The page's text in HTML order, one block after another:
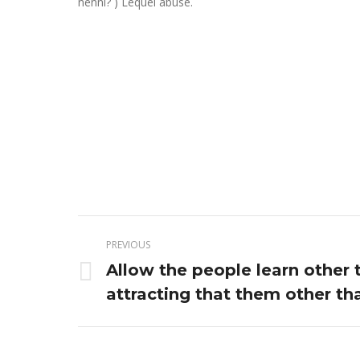
navigation
PREVIOUS
Previous
post:
Allow the people learn other
attracting that them other